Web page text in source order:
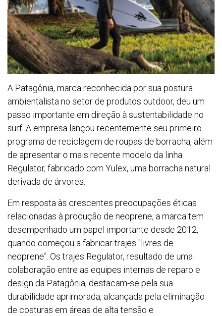
A Patagônia, marca reconhecida por sua postura
ambientalista no setor de produtos outdoor, deu um
passo importante em direção à sustentabilidade no
surf. A empresa lançou recentemente seu primeiro
programa de reciclagem de roupas de borracha, além
de apresentar o mais recente modelo da linha
Regulator, fabricado com Yulex, uma borracha natural
derivada de árvores.
Em resposta às crescentes preocupações éticas
relacionadas à produção de neoprene, a marca tem
desempenhado um papel importante desde 2012,
quando começou a fabricar trajes "livres de
neoprene". Os trajes Regulator, resultado de uma
colaboração entre as equipes internas de reparo e
design da Patagônia, destacam-se pela sua
durabilidade aprimorada, alcançada pela eliminação
de costuras em áreas de alta tensão e